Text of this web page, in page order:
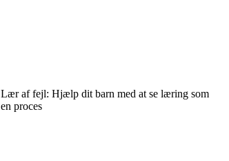
Lær af fejl: Hjælp dit barn med at se læring som
en proces